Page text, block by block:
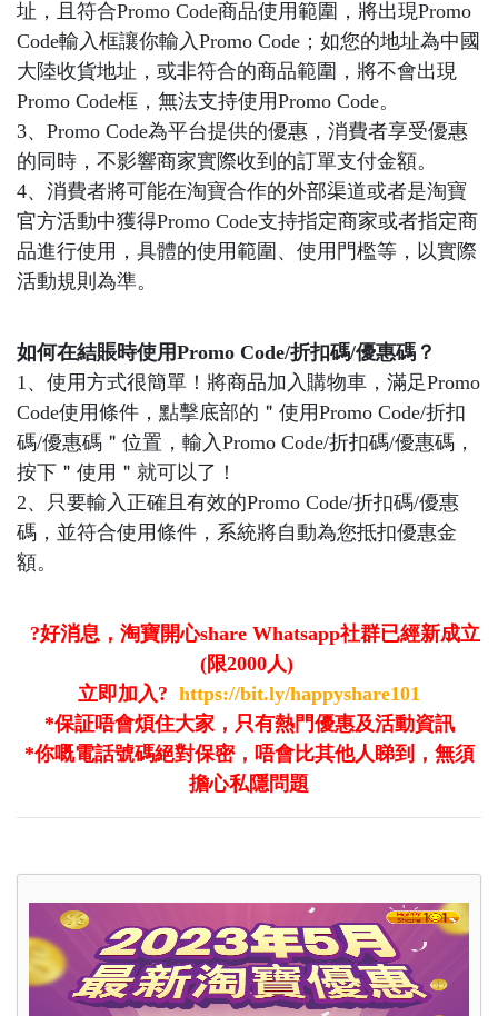
址，且符合Promo Code商品使用範圍，將出現Promo
Code輸入框讓你輸入Promo Code；如您的地址為中國
大陸收貨地址，或非符合的商品範圍，將不會出現
Promo Code框，無法支持使用Promo Code。
3、Promo Code為平台提供的優惠，消費者享受優惠
的同時，不影響商家實際收到的訂單支付金額。
4、消費者將可能在淘寶合作的外部渠道或者是淘寶
官方活動中獲得Promo Code支持指定商家或者指定商
品進行使用，具體的使用範圍、使用門檻等，以實際
活動規則為準。
如何在結賬時使用Promo Code/折扣碼/優惠碼？
1、使用方式很簡單！將商品加入購物車，滿足Promo
Code使用條件，點擊底部的＂使用Promo Code/折扣
碼/優惠碼＂位置，輸入Promo Code/折扣碼/優惠碼，
按下＂使用＂就可以了！
2、只要輸入正確且有效的Promo Code/折扣碼/優惠
碼，並符合使用條件，系統將自動為您抵扣優惠金
額。
?好消息，淘寶開心share Whatsapp社群已經新成立
(限2000人)
立即加入? https://bit.ly/happyshare101
*保証唔會煩住大家，只有熱門優惠及活動資訊
*你嘅電話號碼絕對保密，唔會比其他人睇到，無須
擔心私隱問題